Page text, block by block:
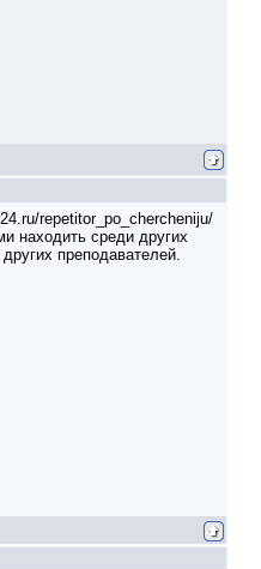
repetitor_po_chercheniju/
находить среди других
преподавателей.